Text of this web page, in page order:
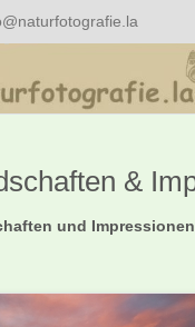
&
und Impressionen